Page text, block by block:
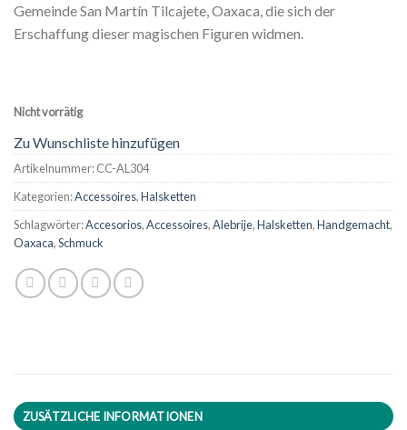
Gemeinde San Martín Tilcajete, Oaxaca, die sich der
Erschaffung dieser magischen Figuren widmen.
Nicht vorrätig
Zu Wunschliste hinzufügen
Artikelnummer:CC-AL304
Kategorien:Accessoires,Halsketten
Schlagwörter:Accesorios,Accessoires,Alebrije,Halsketten,Handgemacht,
Oaxaca,Schmuck
ZUSÄTZLICHE INFORMATIONEN